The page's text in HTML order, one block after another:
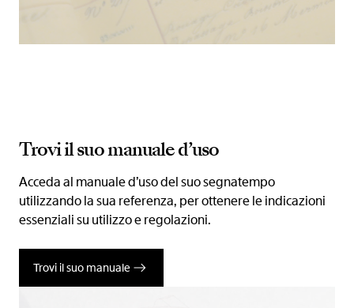
Trovi il suo manuale d’uso
Acceda al manuale d’uso del suo segnatempo
utilizzando la sua referenza, per ottenere le indicazioni
essenziali su utilizzo e regolazioni.
Trovi il suo manuale